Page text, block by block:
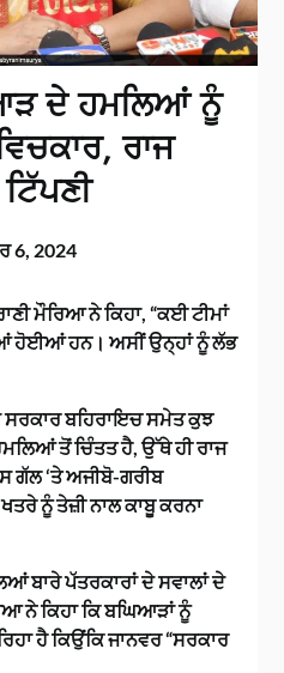
ਦੇ ਹਮਲਿਆਂ ਨੂੰ
ਰਾਜ
6, 2024
ਮੌਰਿਆ ਨੇ ਕਿਹਾ, “ਕਈ ਟੀਮਾਂ
ਹੋਈਆਂ ਹਨ। ਅਸੀਂ ਉਨ੍ਹਾਂ ਨੂੰ ਲੱਭ
ਸਰਕਾਰ ਬਹਿਰਾਇਚ ਸਮੇਤ ਕੁਝ
ਤੋਂ ਚਿੰਤਤ ਹੈ, ਉੱਥੇ ਹੀ ਰਾਜ
ਗੱਲ ‘ਤੇ ਅਜੀਬੋ-ਗਰੀਬ
ਨੂੰ ਤੇਜ਼ੀ ਨਾਲ ਕਾਬੂ ਕਰਨਾ
ਬਾਰੇ ਪੱਤਰਕਾਰਾਂ ਦੇ ਸਵਾਲਾਂ ਦੇ
ਨੇ ਕਿਹਾ ਕਿ ਬਘਿਆੜਾਂ ਨੂੰ
ਹੈ ਕਿਉਂਕਿ ਜਾਨਵਰ “ਸਰਕਾਰ